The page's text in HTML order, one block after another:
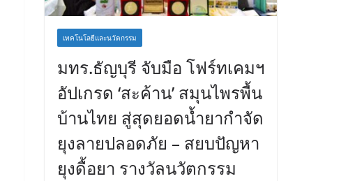
เทคโนโลยีและนวัตกรรม
มทร.ธัญบุรี จับมือ โฟร์ทเคมฯ
อัปเกรด ‘สะค้าน’ สมุนไพรพื้น
บ้านไทย สู่สุดยอดน้ำยากำจัด
ยุงลายปลอดภัย – สยบปัญหา
ยุงดื้อยา รางวัลนวัตกรรม